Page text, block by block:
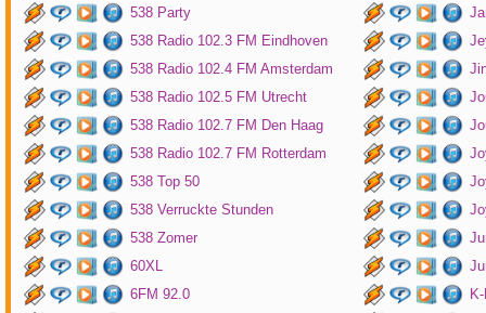
538 Party
538 Radio 102.3 FM Eindhoven
538 Radio 102.4 FM Amsterdam
538 Radio 102.5 FM Utrecht
538 Radio 102.7 FM Den Haag
538 Radio 102.7 FM Rotterdam
538 Top 50
538 Verruckte Stunden
538 Zomer
60XL
6FM 92.0